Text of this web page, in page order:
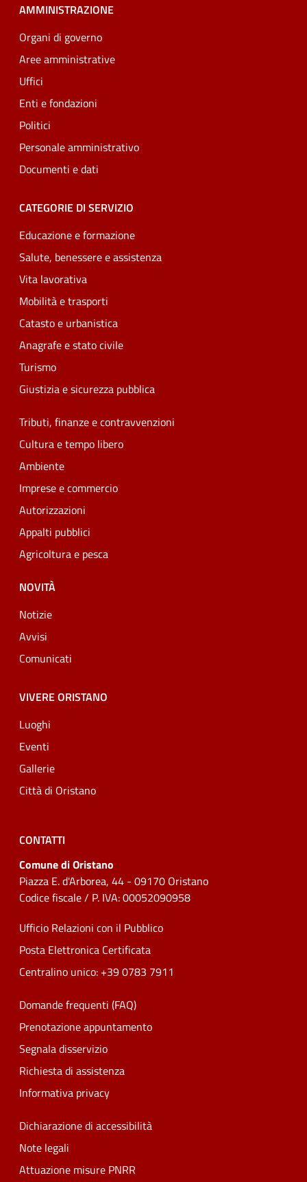
AMMINISTRAZIONE
Organi di governo
Aree amministrative
Uffici
Enti e fondazioni
Politici
Personale amministrativo
Documenti e dati
CATEGORIE DI SERVIZIO
Educazione e formazione
Salute, benessere e assistenza
Vita lavorativa
Mobilità e trasporti
Catasto e urbanistica
Anagrafe e stato civile
Turismo
Giustizia e sicurezza pubblica
Tributi, finanze e contravvenzioni
Cultura e tempo libero
Ambiente
Imprese e commercio
Autorizzazioni
Appalti pubblici
Agricoltura e pesca
NOVITÀ
Notizie
Avvisi
Comunicati
VIVERE ORISTANO
Luoghi
Eventi
Gallerie
Città di Oristano
CONTATTI
Comune di Oristano
Piazza E. d'Arborea, 44 - 09170 Oristano
Codice fiscale / P. IVA: 00052090958
Ufficio Relazioni con il Pubblico
Posta Elettronica Certificata
Centralino unico: +39 0783 7911
Domande frequenti (FAQ)
Prenotazione appuntamento
Segnala disservizio
Richiesta di assistenza
Informativa privacy
Dichiarazione di accessibilità
Note legali
Attuazione misure PNRR